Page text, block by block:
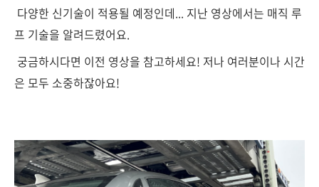
다양한 신기술이 적용될 예정인데... 지난 영상에서는 매직 루
프 기술을 알려드렸어요.
궁금하시다면 이전 영상을 참고하세요! 저나 여러분이나 시간
은 모두 소중하잖아요!